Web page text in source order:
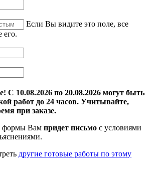
Если Вы видите это поле, все
его.
С 10.08.2026 по 20.08.2026 могут быть
работ до 24 часов. Учитывайте,
при заказе.
формы Вам придет письмо с условиями
другие готовые работы по этому